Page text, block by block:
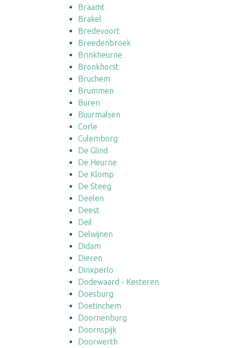
Braamt
Brakel
Bredevoort
Breedenbroek
Brinkheurne
Bronkhorst
Bruchem
Brummen
Buren
Buurmalsen
Corle
Culemborg
De Glind
De Heurne
De Klomp
De Steeg
Deelen
Deest
Deil
Delwijnen
Didam
Dieren
Dinxperlo
Dodewaard - Kesteren
Doesburg
Doetinchem
Doornenburg
Doornspijk
Doorwerth